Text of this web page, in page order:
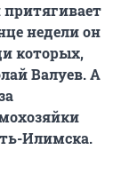
притягивает
недели он
которых,
Валуев. А
Илимска.